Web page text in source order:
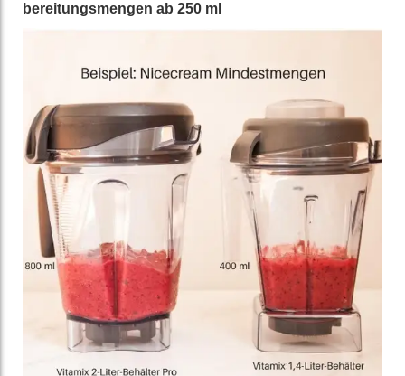
bereitungs­mengen ab 250 ml